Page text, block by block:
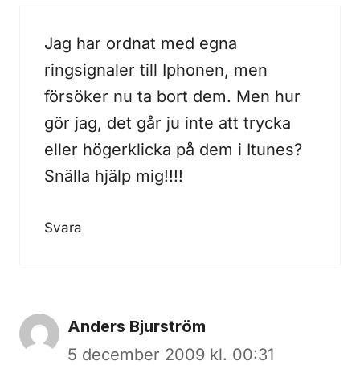
Jag har ordnat med egna
ringsignaler till Iphonen, men
försöker nu ta bort dem. Men hur
gör jag, det går ju inte att trycka
eller högerklicka på dem i Itunes?
Snälla hjälp mig!!!!
Svara
Anders Bjurström
5 december 2009 kl. 00:31